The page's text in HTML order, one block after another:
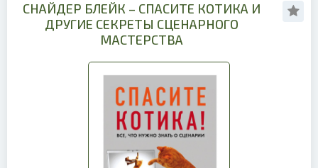
СНАЙДЕР БЛЕЙК – СПАСИТЕ КОТИКА И
ДРУГИЕ СЕКРЕТЫ СЦЕНАРНОГО
МАСТЕРСТВА